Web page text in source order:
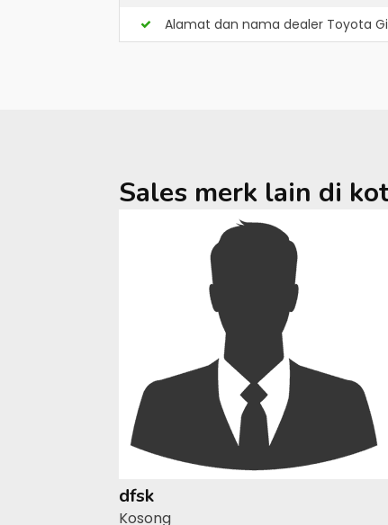
Alamat dan nama dealer Toyota
Sales merk lain di
dfsk
Kosong